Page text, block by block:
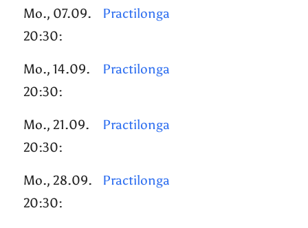
Mo., 07.09.
20:30:
Practilonga
Mo., 14.09.
20:30:
Practilonga
Mo., 21.09.
20:30:
Practilonga
Mo., 28.09.
20:30:
Practilonga